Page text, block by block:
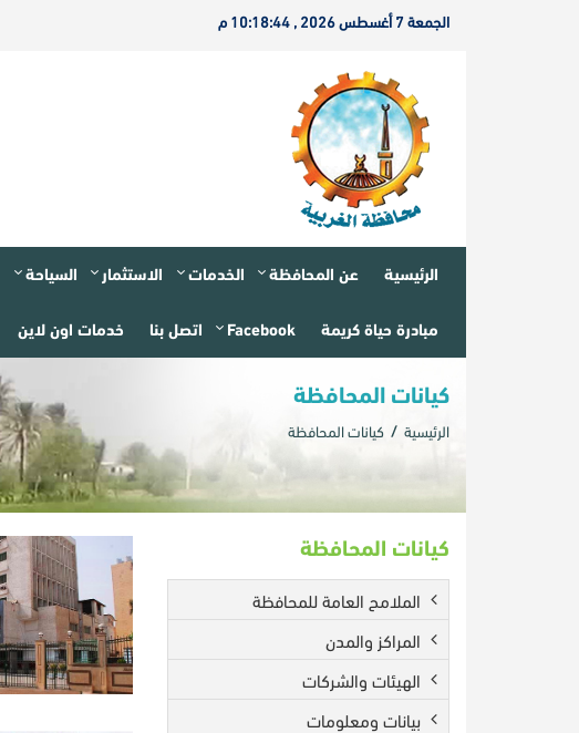
الجمعة 7 أغسطس 2026 , 10:18:44 م
الرئيسية عن المحافظة الخدمات الاستثمار السياحة
مبادرة حياة كريمة Facebook اتصل بنا خدمات اون لاين
كيانات المحافظة
الرئيسية كيانات المحافظة
كيانات المحافظة
الملامح العامة للمحافظة
المراكز والمدن
الهيئات والشركات
بيانات ومعلومات